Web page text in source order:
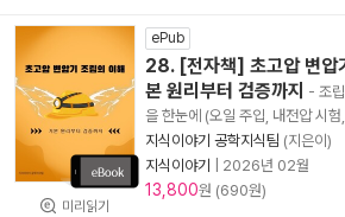
미리읽기
ePub
28. [전자책] 초고압 변압
본 원리부터 검증까지 - 조
을 한눈에 (오일 주입, 내전압 시
지식이야기 공학지식팀 (지은이)
지식이야기
2026년 02월
13,800원 (690원)